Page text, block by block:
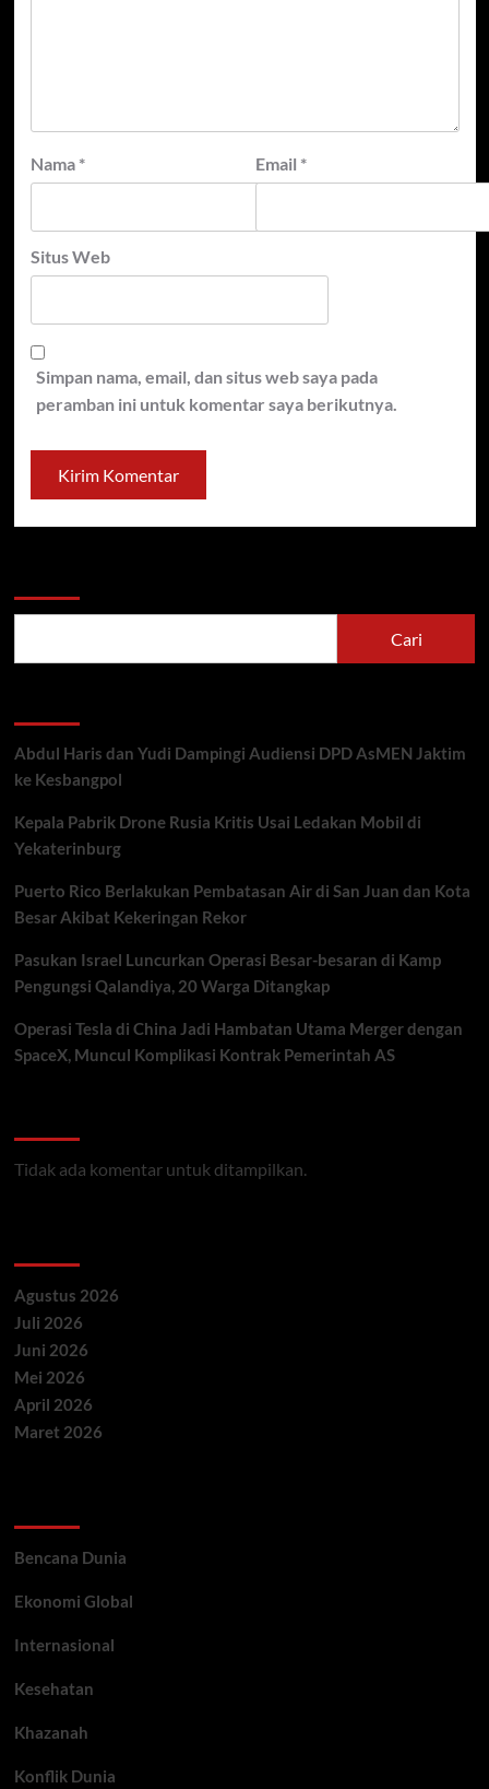
Nama * Email *
Situs Web
Simpan nama, email, dan situs web saya pada
peramban ini untuk komentar saya berikutnya.
Cari
Abdul Haris dan Yudi Dampingi Audiensi DPD AsMEN Jaktim
ke Kesbangpol
Kepala Pabrik Drone Rusia Kritis Usai Ledakan Mobil di
Yekaterinburg
Puerto Rico Berlakukan Pembatasan Air di San Juan dan Kota
Besar Akibat Kekeringan Rekor
Pasukan Israel Luncurkan Operasi Besar-besaran di Kamp
Pengungsi Qalandiya, 20 Warga Ditangkap
Operasi Tesla di China Jadi Hambatan Utama Merger dengan
SpaceX, Muncul Komplikasi Kontrak Pemerintah AS
Tidak ada komentar untuk ditampilkan.
Agustus 2026
Juli 2026
Juni 2026
Mei 2026
April 2026
Maret 2026
Bencana Dunia
Ekonomi Global
Internasional
Kesehatan
Khazanah
Konflik Dunia